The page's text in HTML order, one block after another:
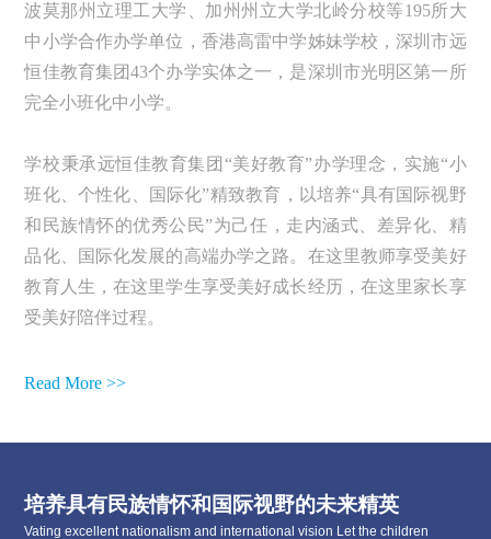
波莫那州立理工大学、加州州立大学北岭分校等195所大
中小学合作办学单位，香港高雷中学姊妹学校，深圳市远
恒佳教育集团43个办学实体之一，是深圳市光明区第一所
完全小班化中小学。
学校秉承远恒佳教育集团“美好教育”办学理念，实施“小
班化、个性化、国际化”精致教育，以培养“具有国际视野
和民族情怀的优秀公民”为己任，走内涵式、差异化、精
品化、国际化发展的高端办学之路。在这里教师享受美好
教育人生，在这里学生享受美好成长经历，在这里家长享
受美好陪伴过程。
Read More >>
培养具有民族情怀和国际视野的未来精英
Vating excellent nationalism and international vision Let the children